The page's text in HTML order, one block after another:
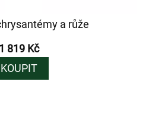
a růže
1 819 Kč
KOUPIT